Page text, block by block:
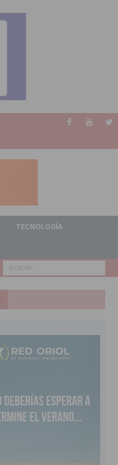
TECNOLOGÍA